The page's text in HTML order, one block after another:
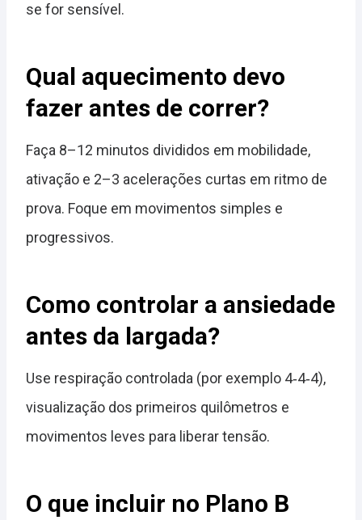
se for sensível.
Qual aquecimento devo
fazer antes de correr?
Faça 8–12 minutos divididos em mobilidade,
ativação e 2–3 acelerações curtas em ritmo de
prova. Foque em movimentos simples e
progressivos.
Como controlar a ansiedade
antes da largada?
Use respiração controlada (por exemplo 4‑4‑4),
visualização dos primeiros quilômetros e
movimentos leves para liberar tensão.
O que incluir no Plano B